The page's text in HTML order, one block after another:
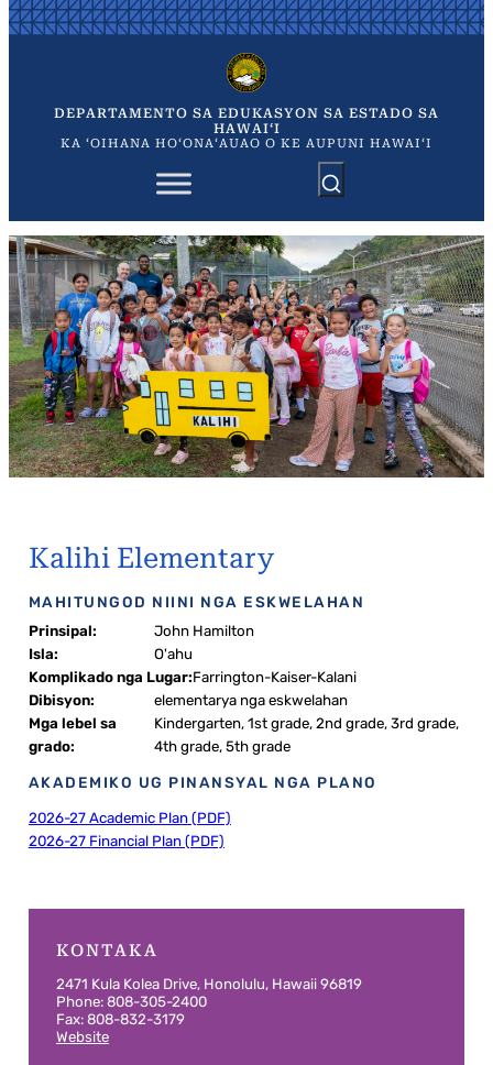
Skip
to
DEPARTAMENTO SA EDUKASYON SA ESTADO SA
HAWAIʻI
KA ʻOIHANA HOʻONAʻAUAO O KE AUPUNI HAWAIʻI
Kalihi Elementary
MAHITUNGOD NIINI NGA ESKWELAHAN
Prinsipal:
John Hamilton
Isla:
O'ahu
Komplikado nga Lugar:Farrington-Kaiser-Kalani
Dibisyon:
elementarya nga eskwelahan
Mga lebel sa
grado:
Kindergarten, 1st grade, 2nd grade, 3rd grade,
4th grade, 5th grade
AKADEMIKO UG PINANSYAL NGA PLANO
2026-27 Academic Plan (PDF)
2026-27 Financial Plan (PDF)
KONTAKA
2471 Kula Kolea Drive, Honolulu, Hawaii 96819
Phone: 808-305-2400
Fax: 808-832-3179
Website